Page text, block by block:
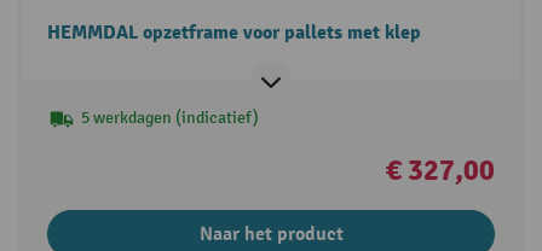
HEMMDAL opzetframe voor pallets met klep
5 werkdagen (indicatief)
€ 327,00
Naar het product